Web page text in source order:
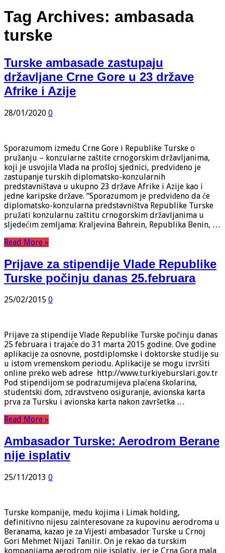
Tag Archives: ambasada
turske
Turske ambasade zastupaju
državljane Crne Gore u 23 države
Afrike i Azije
28/01/2020 0
Sporazumom između Crne Gore i Republike Turske o
pružanju – konzularne zaštite crnogorskim državljanima,
koji je usvojila Vlada na prošloj sjednici, predviđeno je
zastupanje turskih diplomatsko-konzularnih
predstavništava u ukupno 23 države Afrike i Azije kao i
jedne karipske države. “Sporazumom je predviđeno da će
diplomatsko-konzularna predstavništva Republike Turske
pružati konzularnu zaštitu crnogorskim državljanima u
sljedećim zemljama: Kraljevina Bahrein, Republika Benin, …
Read More »
Prijave za stipendije Vlade Republike
Turske počinju danas 25.februara
25/02/2015 0
Prijave za stipendije Vlade Republike Turske počinju danas
25 februara i trajaće do 31 marta 2015 godine. Ove godine
aplikacije za osnovne, postdiplomske i doktorske studije su
u istom vremenskom periodu. Aplikacije se mogu izvršiti
online preko web adrese http://www.turkiyeburslari.gov.tr
Pod stipendijom se podrazumijeva plaćena školarina,
studentski dom, zdravstveno osiguranje, avionska karta
prva za Tursku i avionska karta nakon završetka …
Read More »
Ambasador Turske: Aerodrom Berane
nije isplativ
25/11/2013 0
Turske kompanije, među kojima i Limak holding,
definitivno nijesu zainteresovane za kupovinu aerodroma u
Beranama, kazao je za Vijesti ambasador Turske u Crnoj
Gori Mehmet Nijazi Tanilir. On je rekao da turskim
kompanijama aerodrom nije isplativ, jer je Crna Gora mala